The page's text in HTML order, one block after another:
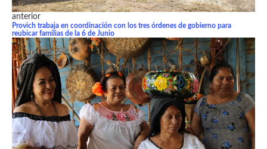
anterior
Provich trabaja en coordinación con los tres órdenes de gobierno para
reubicar familias de la 6 de Junio